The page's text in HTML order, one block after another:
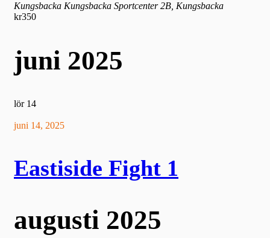
Kungsbacka Kungsbacka Sportcenter 2B, Kungsbacka
kr350
juni 2025
lör 14
juni 14, 2025
Eastiside Fight 1
augusti 2025